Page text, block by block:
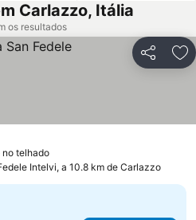
Carlazzo, Itália
os resultados
Partilhar
no telhado
Intelvi, a 10.8 km de Carlazzo